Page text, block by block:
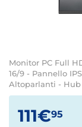
Monitor PC Full
16/9 - Pannello
Altoparlanti - Hub
111€95